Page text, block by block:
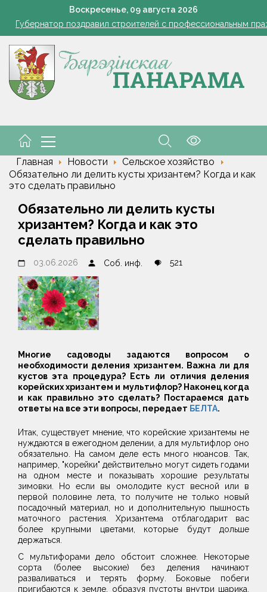
Воскресенье, 09 августа 2026
а розацеа обострилась? Врач объяснила, почему
Губернатор поздравил строителей с профессиональным
Огород без простоев: превращаем чесночную грядку в
жара ушла, но лето не спешит прощаться. Рябов рассказал о
а розацеа обострилась? Врач объяснила, почему
Главная Новости
Сельское хозяйство
Обязательно ли делить кусты хризантем? Когда и как
это сделать правильно
Обязательно ли делить кусты
хризантем? Когда и как это
сделать правильно
03.06.2026 Соб. инф. 521
Многие садоводы задаются вопросом о
необходимости деления хризантем. Важна ли для
кустов эта процедура? Есть ли отличия деления
корейских хризантем и мультифлор? Наконец когда
и как правильно это сделать? Постараемся дать
ответы на все эти вопросы, передает БЕЛТА.
Итак, существует мнение, что корейские хризантемы не
нуждаются в ежегодном делении, а для мультифлор оно
обязательно. На самом деле есть много нюансов. Так,
например, "корейки" действительно могут сидеть годами
на одном месте и показывать хорошие результаты
зимовки. Но если вы омолодите куст весной или в
первой половине лета, то получите не только новый
посадочный материал, но и дополнительную пышность
маточного растения. Хризантема отблагодарит вас
более крупными цветами, которые будут дольше
держаться.
С мультифорами дело обстоит сложнее. Некоторые
сорта (более высокие) без деления начинают
разваливаться и терять форму. Боковые побеги
пригибаются к земле, образуя пустоты внутри шарика.